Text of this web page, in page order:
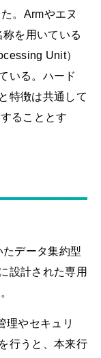
。Armやエヌ
を用いている
Unit）
いる。ハード
特徴は共通して
ることとす
データ集約型
設計された専用
理やセキュリ
行うと、本来行